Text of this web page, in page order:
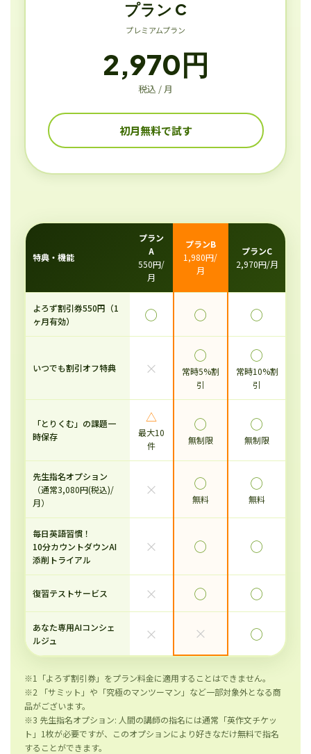
プラン C
プレミアムプラン
2,970円
税込 / 月
初月無料で試す
特典・機能
プラン
A
550円/
月
プランB
1,980円/
月
プランC
2,970円/月
よろず割引券550円（1
ヶ月有効）
◯ ◯ ◯
いつでも割引オフ特典 ×
◯
常時5%割
引
◯
常時10%割
引
「とりくむ」の課題一
時保存
△
最大10
件
◯
無制限
◯
無制限
先生指名オプション
（通常3,080円(税込)/
月）
× ◯
無料
◯
無料
毎日英語習慣！
10分カウントダウンAI
添削トライアル
× ◯ ◯
復習テストサービス × ◯ ◯
あなた専用AIコンシェ
ルジュ
× × ◯
※1「よろず割引券」をプラン料金に適用することはできません。
※2 「サミット」や「究極のマンツーマン」など一部対象外となる商
品がございます。
※3 先生指名オプション: 人間の講師の指名には通常「英作文チケッ
ト」1枚が必要ですが、このオプションにより好きなだけ無料で指名
することができます。